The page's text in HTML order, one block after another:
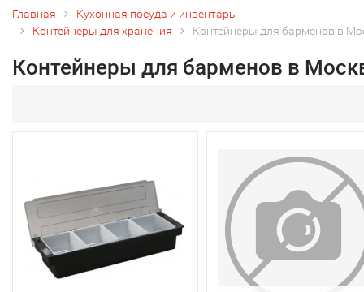
Главная
Кухонная посуда и инвентарь
Контейнеры для хранения
Контейнеры для барменов в
Контейнеры для барменов в